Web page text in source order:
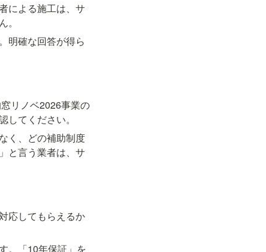
による施工は、サ
明確な回答が得ら
リノベ2026事業の
てください。
く、どの補助制度
と言う業者は、サ
応してもらえるか
。「10年保証」を